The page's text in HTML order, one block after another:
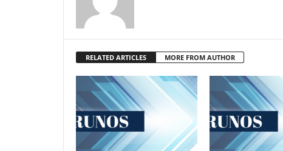
RELATED ARTICLES MORE FROM AUTHOR